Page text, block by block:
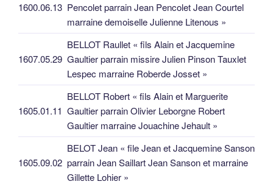
1600.06.13 Pencolet parrain Jean Pencolet Jean Courtel
marraine demoiselle Julienne Litenous »
1607.05.29
BELLOT Raullet « fils Alain et Jacquemine
Gaultier parrain missire Julien Pinson Tauxlet
Lespec marraine Roberde Josset »
1605.01.11
BELLOT Robert « fils Alain et Marguerite
Gaultier parrain Olivier Leborgne Robert
Gaultier marraine Jouachine Jehault »
1605.09.02
BELOT Jean « file Jean et Jacquemine Sanson
parrain Jean Saillart Jean Sanson et marraine
Gillette Lohier »